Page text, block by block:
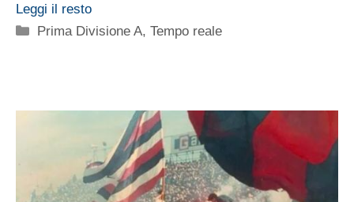
Leggi il resto
Categorie
Prima Divisione A,Tempo reale